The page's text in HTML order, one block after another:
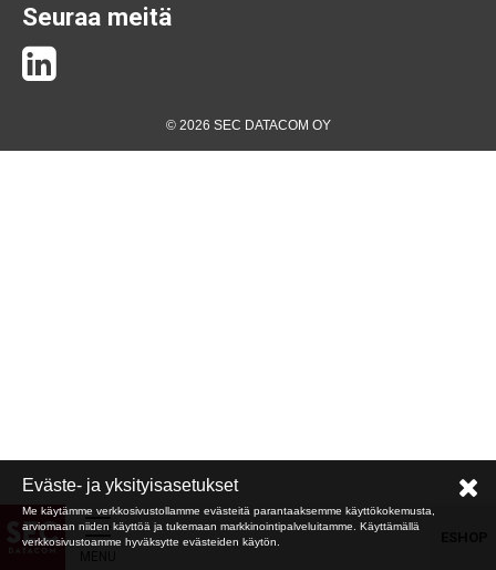
Seuraa meitä
© 2026 SEC DATACOM OY
Eväste- ja yksityisasetukset
Me käytämme verkkosivustollamme evästeitä parantaaksemme käyttökokemusta,
arviomaan niiden käyttöä ja tukemaan markkinointipalveluitamme. Käyttämällä
verkkosivustoamme hyväksytte evästeiden käytön.